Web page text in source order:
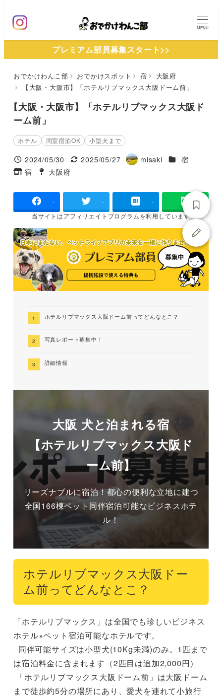
ン
MENU
プレミアム部員募集スタート>>
おでかけわんこ部 おでかけスポット 宿
大阪府
【大阪・大阪市】「ホテルリブマックス大阪ドーム前」
【大阪・大阪市】「ホテルリブマックス大阪ド
ーム前」
ホテル 同室宿泊OK 小型犬まで
投稿日
2024/05/30
更新日
2025/05/27
著
misaki 施設ジャンル
宿
タグ
宿
タグ
大阪府
- - -
当サイトはアフィリエイトプログラムを利用しています
ホテルリブマックス大阪ドーム前ってどんなとこ？
写真レポート募集中！
詳細情報
大阪 犬と泊まれる宿
【ホテルリブマックス大阪ド
ーム前】
リーズナブルに宿泊！都心の便利な立地に建つ
全国166棟ペット同伴宿泊可能なビジネスホテ
ル！
ホテルリブマックス大阪ドー
ム前ってどんなとこ？
「ホテルリブマックス」は全国でも珍しいビジネス
ホテル×ペット宿泊可能なホテルです。
は宿泊料金に含まれます（2匹目は追加2,000円）
まで徒歩約5分の場所にあり、愛犬を連れて小旅行